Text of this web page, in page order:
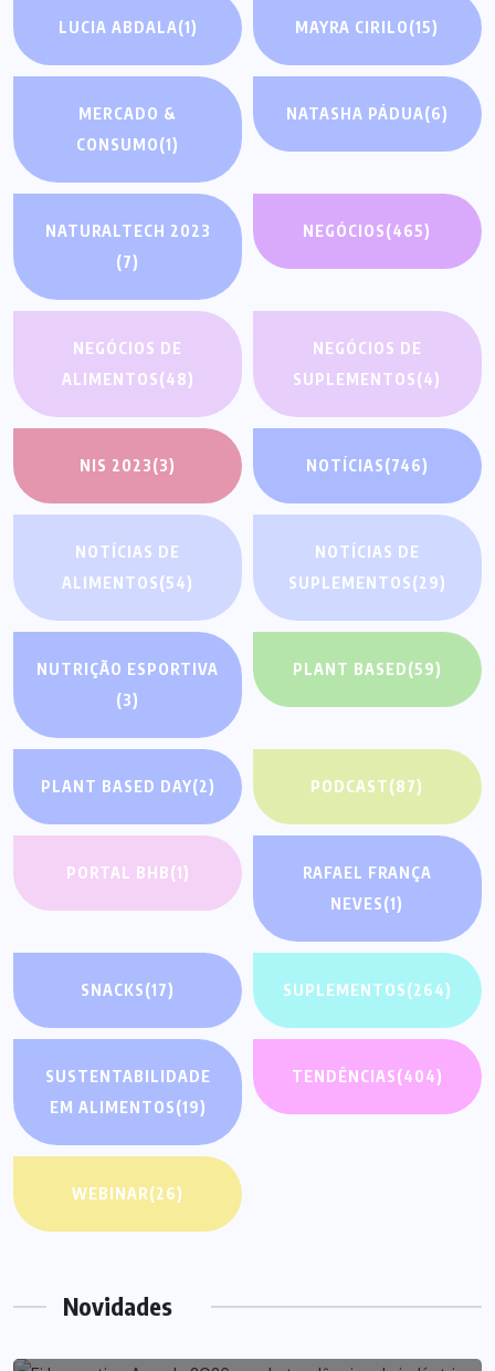
LUCIA ABDALA(1) MAYRA CIRILO(15)
MERCADO &
CONSUMO(1)
NATASHA PÁDUA(6)
NATURALTECH 2023
(7)
NEGÓCIOS(465)
NEGÓCIOS DE
ALIMENTOS(48)
NEGÓCIOS DE
SUPLEMENTOS(4)
NIS 2023(3) NOTÍCIAS(746)
NOTÍCIAS DE
ALIMENTOS(54)
NOTÍCIAS DE
SUPLEMENTOS(29)
NUTRIÇÃO ESPORTIVA
(3)
PLANT BASED(59)
PLANT BASED DAY(2) PODCAST(87)
PORTAL BHB(1)
RAFAEL FRANÇA
NEVES(1)
SNACKS(17) SUPLEMENTOS(264)
SUSTENTABILIDADE
EM ALIMENTOS(19)
TENDÊNCIAS(404)
WEBINAR(26)
Novidades